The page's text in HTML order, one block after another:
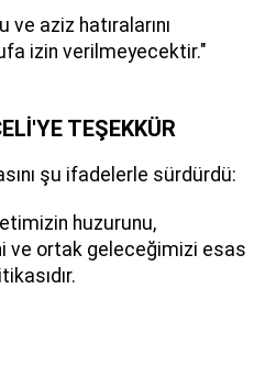
ve aziz hatıralarını
izin verilmeyecektir."
TEŞEKKÜR
şu ifadelerle sürdürdü:
huzurunu,
ve ortak geleceğimizi esas